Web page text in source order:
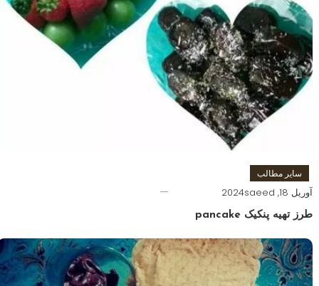
سایر مطالب
آوریل 18, 2024 saeed
طرز تهیه پنکیک pancake